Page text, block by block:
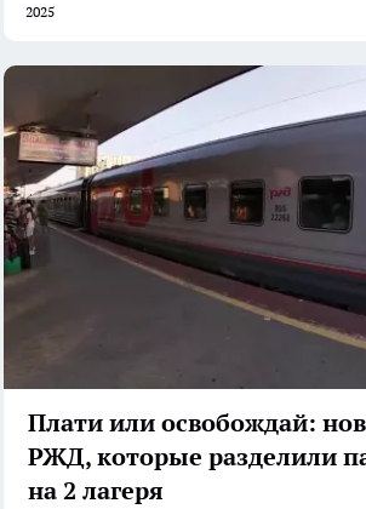
2025
Плати или освобождай:
РЖД, которые разделили
на 2 лагеря